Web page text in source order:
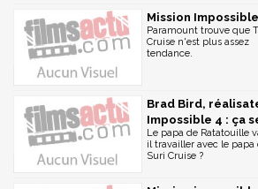
Mission
Paramount trouve que
Cruise n'est plus assez
tendance.
Brad Bird,
Impossible 4 : ça
Le papa de Ratatouille
il travailler avec le papa
Suri Cruise ?